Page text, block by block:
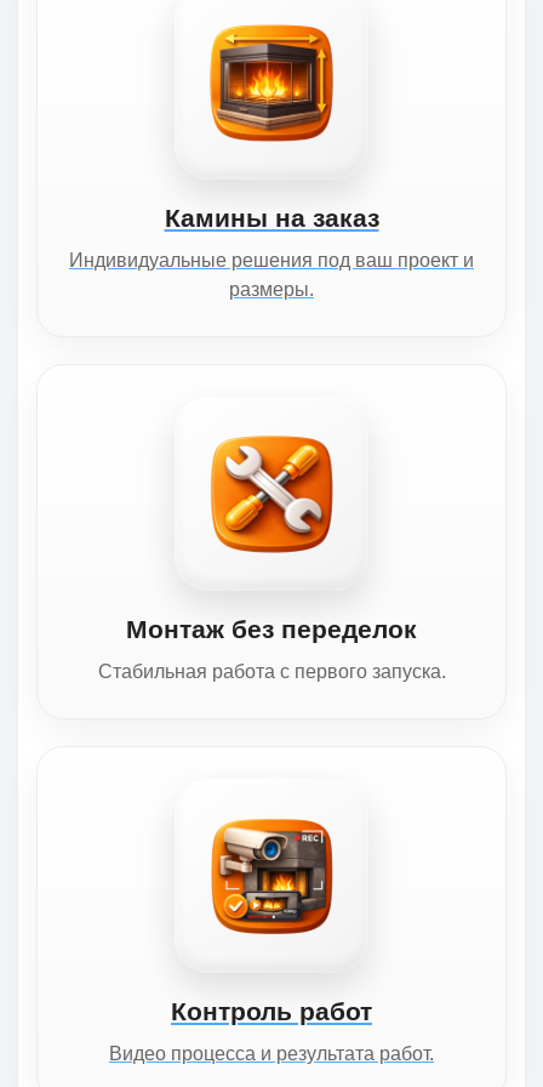
Камины на заказ
Индивидуальные решения под ваш проект и
размеры.
Монтаж без переделок
Стабильная работа с первого запуска.
Контроль работ
Видео процесса и результата работ.